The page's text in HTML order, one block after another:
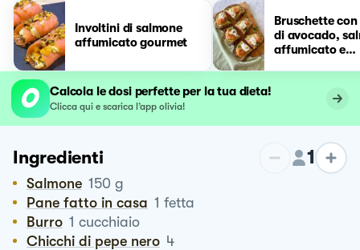
Involtini di salmone
affumicato gourmet
Bruschette
di avocado,
affumicato e
Calcola le dosi perfette per la tua dieta!
Clicca qui e scarica l’app olivia!
Ingredienti 1
Salmone 150 g
Pane fatto in casa 1 fetta
Burro 1 cucchiaio
Chicchi di pepe nero 4